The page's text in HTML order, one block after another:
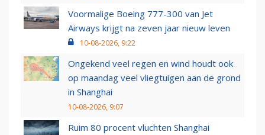
Voormalige Boeing 777-300 van Jet
Airways krijgt na zeven jaar nieuw leven
10-08-2026, 9:22
Ongekend veel regen en wind houdt ook
op maandag veel vliegtuigen aan de grond
in Shanghai
10-08-2026, 9:07
Ruim 80 procent vluchten Shanghai